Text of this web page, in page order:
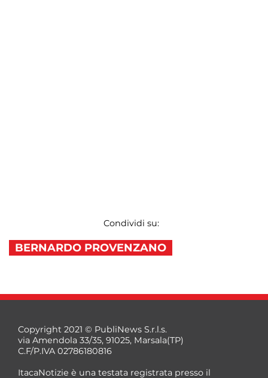
Condividi su:
BERNARDO PROVENZANO
Copyright 2021 © PubliNews S.r.l.s.
via Amendola 33/35, 91025, Marsala(TP)
C.F/P.IVA 02786180816
ItacaNotizie è una testata registrata presso il